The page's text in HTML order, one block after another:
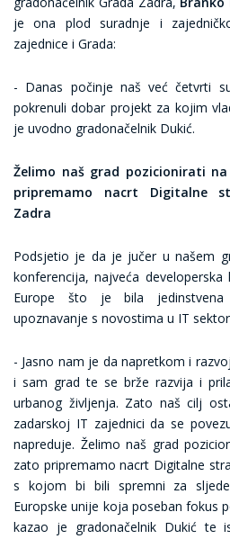
je ona plod suradnje i
zajednice i Grada:
- Danas počinje naš već četvrti
pokrenuli dobar projekt za kojim
je uvodno gradonačelnik Dukić.
Želimo naš grad pozicionirati
pripremamo nacrt Digitalne
Zadra
Podsjetio je da je jučer u našem
konferencija, najveća
Europe što je bila
upoznavanje s novostima u IT
- Jasno nam je da napretkom i
i sam grad te se brže razvija i
urbanog življenja. Zato naš cilj
zadarskoj IT zajednici da se
napreduje. Želimo naš grad
zato pripremamo nacrt Digitalne
s kojom bi bili spremni za
Europske unije koja poseban fokus
kazao je gradonačelnik Dukić te